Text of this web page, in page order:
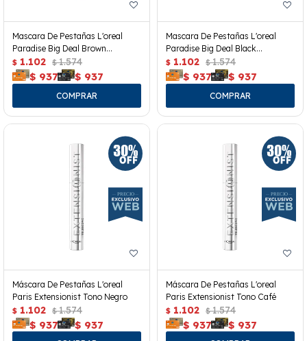
Mascara De Pestañas L'oreal
Paradise Big Deal Brown
Washeable
$ 1.102 $ 1.574
$ 937 $ 937
Mascara De Pestañas L'oreal
Paradise Big Deal Black
Waterproof
$ 1.102 $ 1.574
$ 937 $ 937
Máscara De Pestañas L'oreal
Paris Extensionist Tono Negro
$ 1.102 $ 1.574
$ 937 $ 937
Máscara De Pestañas L'oreal
Paris Extensionist Tono Café
$ 1.102 $ 1.574
$ 937 $ 937